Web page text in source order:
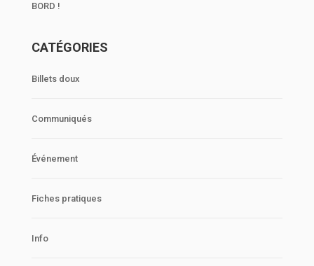
BORD !
CATÉGORIES
Billets doux
Communiqués
Événement
Fiches pratiques
Info